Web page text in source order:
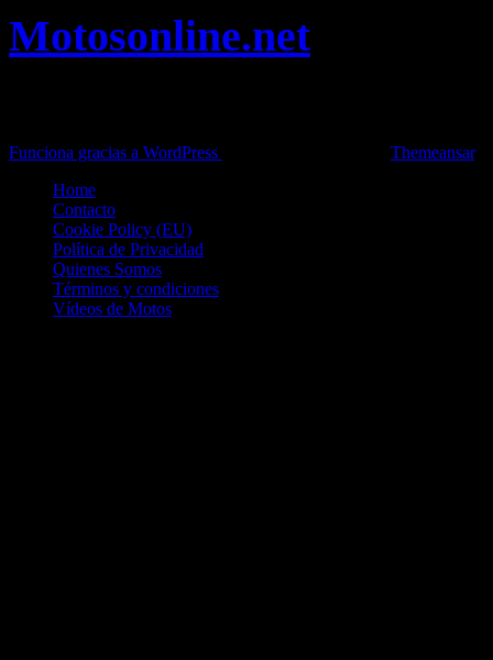
Motosonline.net
Funciona gracias a WordPress
Themeansar.
Home
Contacto
Cookie Policy (EU)
Política de Privacidad
Quienes Somos
Términos y condiciones
Vídeos de Motos